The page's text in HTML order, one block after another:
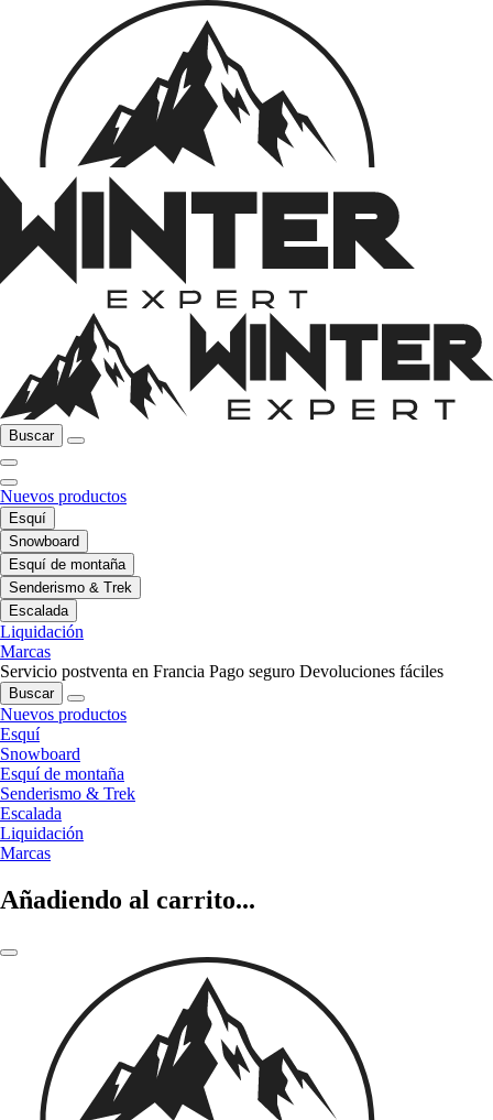
Buscar
Nuevos productos
Esquí
Snowboard
Esquí de montaña
Senderismo & Trek
Escalada
Liquidación
Marcas
Servicio postventa en Francia Pago seguro Devoluciones fáciles
Buscar
Nuevos productos
Esquí
Snowboard
Esquí de montaña
Senderismo & Trek
Escalada
Liquidación
Marcas
Añadiendo al carrito...